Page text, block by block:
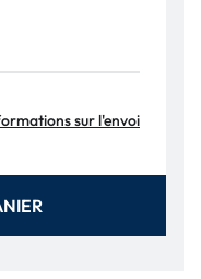
sur l'envoi